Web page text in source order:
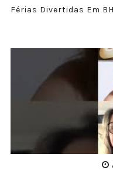
Férias Divertidas Em BH